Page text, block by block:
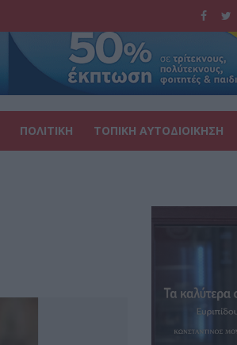
ΠΟΛΙΤΙΚΗ ΤΟΠΙΚΗ ΑΥΤΟΔΙΟΙΚΗΣΗ